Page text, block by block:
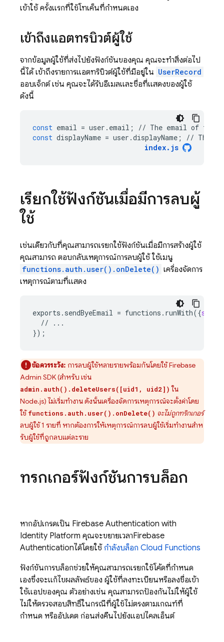
เข้าใช้ ครั้งแรกที่ใช้โทเค็นที่กำหนดเอง
เข้าถึงแอตทริบิวต์ผู้ใช้
จากข้อมูลผู้ใช้ที่ส่งไปยังฟังก์ชันของคุณ คุณจะทำสิ่งต่อไป
นี้ได้ เข้าถึงรายการแอตทริบิวต์ผู้ใช้ที่มีอยู่ใน UserRecord
ออบเจ็กต์ เช่น คุณจะได้รับอีเมลและชื่อที่แสดงของผู้ใช้
ดังนี้
const email = user . email ; // The email of the
const displayName = user .displayName ; // The
index. js
เรียกใช้ฟังก์ชันเมื่อมีการลบผู้
ใช้
เช่นเดียวกับที่คุณสามารถเรียกใช้ฟังก์ชันเมื่อมีการสร้างผู้ใช้
คุณสามารถ ตอบกลับเหตุการณ์การลบผู้ใช้ ใช้เมนู
functions.auth.user().onDelete() เครื่องจัดการ
เหตุการณ์ตามที่แสดง
exports . sendByeEmail = functions . runWith({
//
...
});
ข้อควรระวัง: การลบผู้ใช้หลายรายพร้อมกันโดยใช้ Firebase
Admin SDK (สำหรับ เช่น
admin.auth().deleteUsers([uid1, uid2]) ใน
Node.js) ไม่เริ่มทำงาน ดังนั้นเครื่องจัดการเหตุการณ์จะตั้งค่าโดย
ใช้functions.auth.user().onDelete() จะไม่ถูกทริกเกอร์
ลบผู้ใช้ 1 รายที่ หากต้องการให้เหตุการณ์การลบผู้ใช้เริ่มทํางานสําห
รับผู้ใช้ที่ถูกลบแต่ละราย
ทริกเกอร์ฟังก์ชันการบล็อก
หากอัปเกรดเป็น Firebase Authentication with
Identity Platform คุณจะขยายเวลาFirebase
Authenticationได้โดยใช้ กำลังบล็อก Cloud Functions
ฟังก์ชันการบล็อกช่วยให้คุณสามารถเรียกใช้โค้ดที่กำหนด
เองซึ่งจะแก้ไขผลลัพธ์ของ ผู้ใช้ที่ลงทะเบียนหรือลงชื่อเข้า
ใช้แอปของคุณ ตัวอย่างเช่น คุณสามารถป้องกันไม่ให้ผู้ใช้
ไม่ให้ตรวจสอบสิทธิ์ในกรณีที่ผู้ใช้ไม่ตรงตามเกณฑ์ที่
กำหนด หรืออัปเดต ก่อนส่งคืนไปยังแอปไคลเอ็นต์